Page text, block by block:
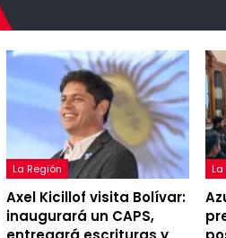
La Región
Axel Kicillof visita Bolívar:
inaugurará un CAPS,
La